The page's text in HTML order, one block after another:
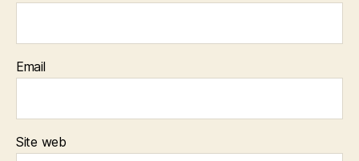
Email
Site web